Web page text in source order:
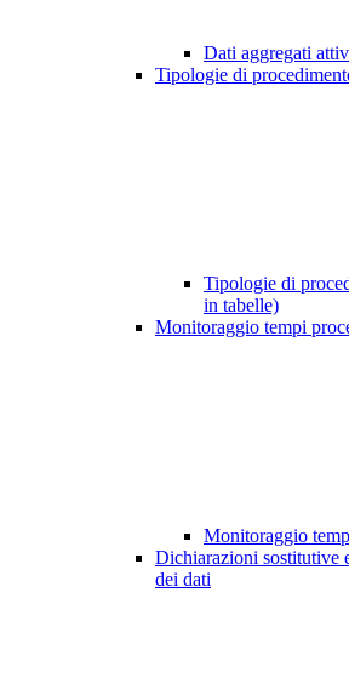
Dati aggregati
Tipologie di
Tipologie di
in tabelle)
Monitoraggio tempi
Monitoraggio
Dichiarazioni sostitutive
dei dati